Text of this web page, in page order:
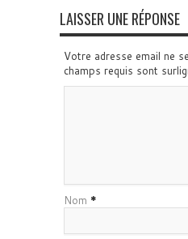
LAISSER UNE RÉPONSE
Votre adresse email ne
champs requis sont
Nom *